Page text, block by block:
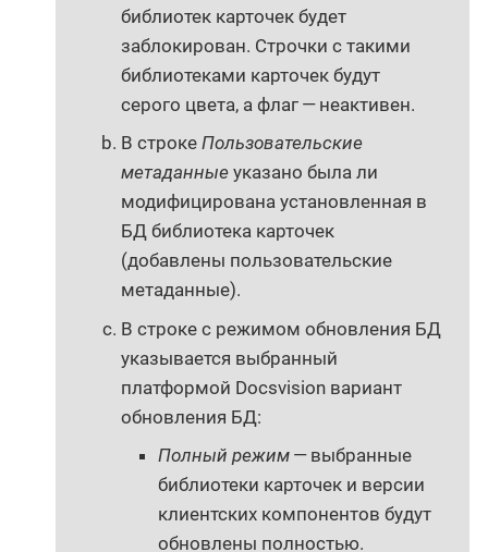
библиотек карточек будет
заблокирован. Строчки с такими
библиотеками карточек будут
серого цвета, а флаг — неактивен.
В строке Пользовательские
метаданныеуказано была ли
модифицирована установленная в
БД библиотека карточек
(добавлены пользовательские
метаданные).
В строке с режимом обновления БД
указывается выбранный
платформой Docsvision вариант
обновления БД:
Полный режим— выбранные
библиотеки карточек и версии
клиентских компонентов будут
обновлены полностью.